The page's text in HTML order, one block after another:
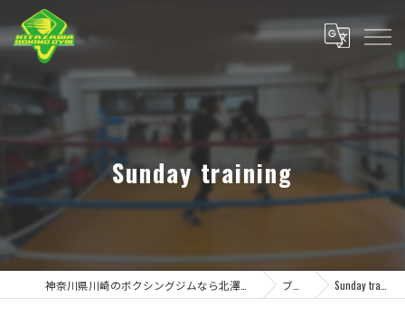
Sunday training
ブログ Sunday training